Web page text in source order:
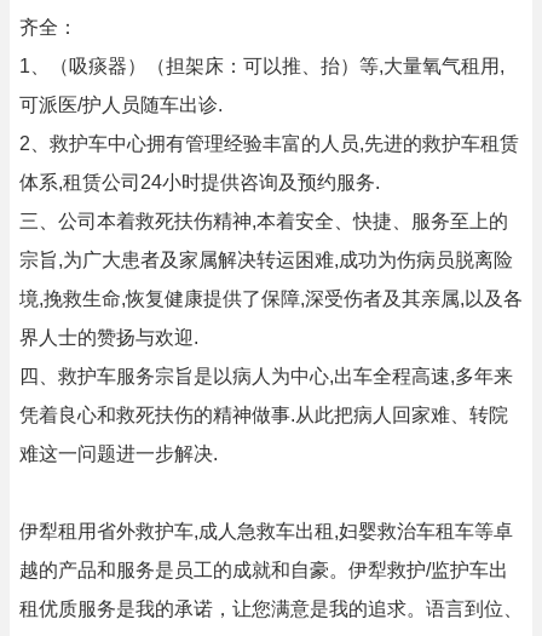
齐全：
1、（吸痰器）（担架床：可以推、抬）等,大量氧气租用,
可派医/护人员随车出诊.
2、救护车中心拥有管理经验丰富的人员,先进的救护车租赁
体系,租赁公司24小时提供咨询及预约服务.
三、公司本着救死扶伤精神,本着安全、快捷、服务至上的
宗旨,为广大患者及家属解决转运困难,成功为伤病员脱离险
境,挽救生命,恢复健康提供了保障,深受伤者及其亲属,以及各
界人士的赞扬与欢迎.
四、救护车服务宗旨是以病人为中心,出车全程高速,多年来
凭着良心和救死扶伤的精神做事.从此把病人回家难、转院
难这一问题进一步解决.
伊犁租用省外救护车,成人急救车出租,妇婴救治车租车等卓
越的产品和服务是员工的成就和自豪。伊犁救护/监护车出
租优质服务是我的承诺，让您满意是我的追求。语言到位、